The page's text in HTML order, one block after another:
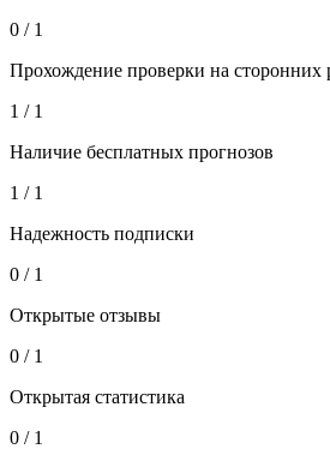
0 / 1
Прохождение проверки на сторонних
1 / 1
Наличие бесплатных прогнозов
1 / 1
Надежность подписки
0 / 1
Открытые отзывы
0 / 1
Открытая статистика
0 / 1